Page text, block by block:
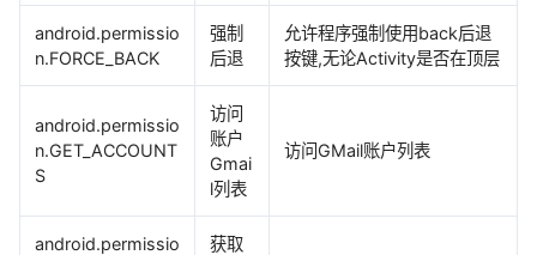
android.permissio
n.FORCE_BACK
强制
后退
允许程序强制使用back后退
按键,无论Activity是否在顶层
android.permissio
n.GET_ACCOUNT
S
访问
账户
Gmai
l列表
访问GMail账户列表
android.permissio
获取